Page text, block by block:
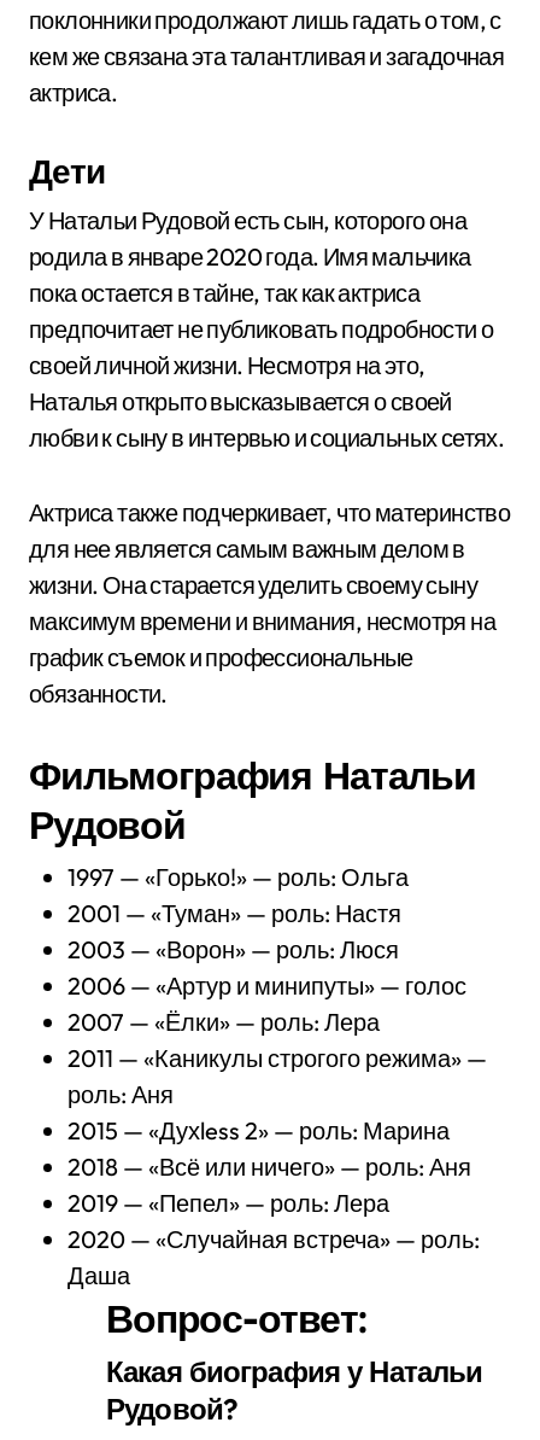
поклонники продолжают лишь гадать о том, с
кем же связана эта талантливая и загадочная
актриса.
Дети
У Натальи Рудовой есть сын, которого она
родила в январе 2020 года. Имя мальчика
пока остается в тайне, так как актриса
предпочитает не публиковать подробности о
своей личной жизни. Несмотря на это,
Наталья открыто высказывается о своей
любви к сыну в интервью и социальных сетях.
Актриса также подчеркивает, что материнство
для нее является самым важным делом в
жизни. Она старается уделить своему сыну
максимум времени и внимания, несмотря на
график съемок и профессиональные
обязанности.
Фильмография Натальи
Рудовой
1997 — «Горько!» — роль: Ольга
2001 — «Туман» — роль: Настя
2003 — «Ворон» — роль: Люся
2006 — «Артур и минипуты» — голос
2007 — «Ёлки» — роль: Лера
2011 — «Каникулы строгого режима» —
роль: Аня
2015 — «Духless 2» — роль: Марина
2018 — «Всё или ничего» — роль: Аня
2019 — «Пепел» — роль: Лера
2020 — «Случайная встреча» — роль:
Даша
Вопрос-ответ:
Какая биография у Натальи
Рудовой?